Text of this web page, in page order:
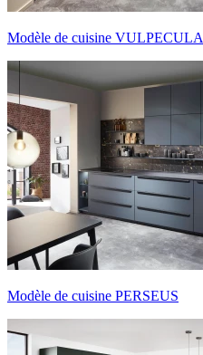
Modèle de cuisine VULPECULA
Modèle de cuisine PERSEUS